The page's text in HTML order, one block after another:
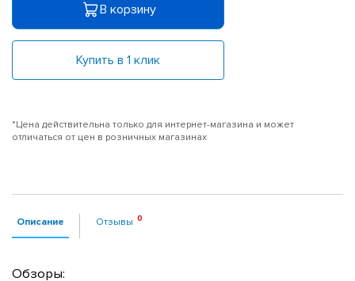
В корзину
Купить в 1 клик
*Цена действительна только для интернет-магазина и может
отличаться от цен в розничных магазинах
Описание Отзывы
Обзоры: